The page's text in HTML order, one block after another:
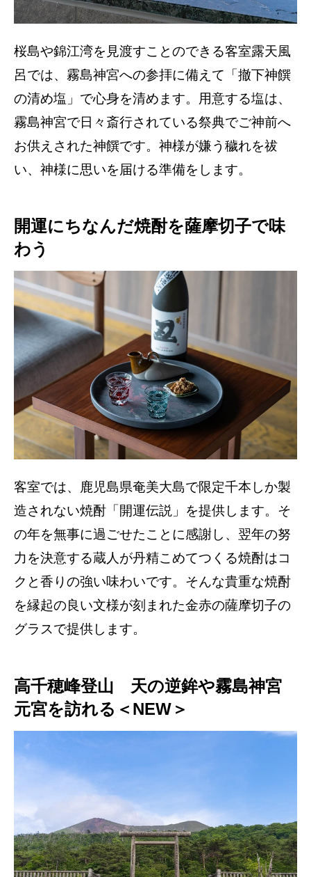
桜島や錦江湾を見渡すことのできる客室露天風
呂では、霧島神宮への参拝に備えて「撤下神饌
の清め塩」で心身を清めます。用意する塩は、
霧島神宮で日々斎行されている祭典でご神前へ
お供えされた神饌です。神様が嫌う穢れを祓
い、神様に思いを届ける準備をします。
開運にちなんだ焼酎を薩摩切子で味
わう
客室では、鹿児島県奄美大島で限定千本しか製
造されない焼酎「開運伝説」を提供します。そ
の年を無事に過ごせたことに感謝し、翌年の努
力を決意する蔵人が丹精こめてつくる焼酎はコ
クと香りの強い味わいです。そんな貴重な焼酎
を縁起の良い文様が刻まれた金赤の薩摩切子の
グラスで提供します。
高千穂峰登山 天の逆鉾や霧島神宮
元宮を訪れる＜NEW＞